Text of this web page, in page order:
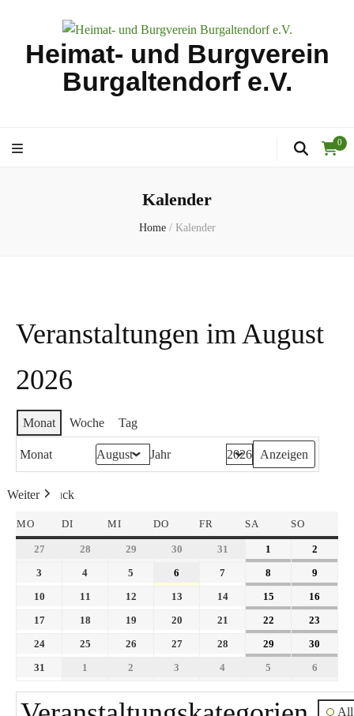
Heimat- und Burgverein
Burgaltendorf e.V.
0
Kalender
Home / Kalender
Veranstaltungen im August
2026
Monat Woche Tag
Monat Jahr
Zurück
Heute
Weiter
MO DI MI DO FR SA SO
27 28 29 30 31 1
2
3
4 5 6 7 8
9
10
11 12 13 14 15
16
17
18 19 20 21 22
23
24
25 26 27 28 29
30
31
1 2 3 4 5 6